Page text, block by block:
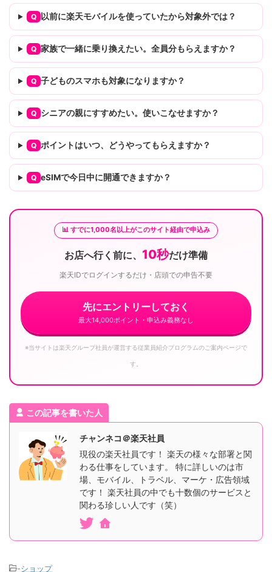
Q 以前に楽天モバイルを使っていたから対象外では？
Q 家族で一緒に乗り換えたい。全員分もらえますか？
Q 子どものスマホも対象になりますか？
Q シニアの親にすすめたい。使いこなせますか？
Q ポイントはいつ、どうやってもらえますか？
Q eSIMで今日中に開通できますか？
📊 すでに1,000名以上がこのサイト経由で申込み
お店へ行く前に、 10秒だけ準備
楽天IDでログインするだけ・店頭での申告不要
先にエントリーしておく
最大14,000ポイント・申込み義務なし
※当サイトは楽天グループ社員が運営する従業員紹介プログラムのご案内ページで
す。
この記事を書いた人
チャンネコ＠楽天社員
現役の楽天社員です！ 楽天の様々な部署と関
わる仕事をしています。 特に詳しいのは市
場、モバイル、トラベル、マーケ・広告領域
です！ 楽天社員の中でも十数個のサービスと
関わる珍しい人です（笑）
-ショップ